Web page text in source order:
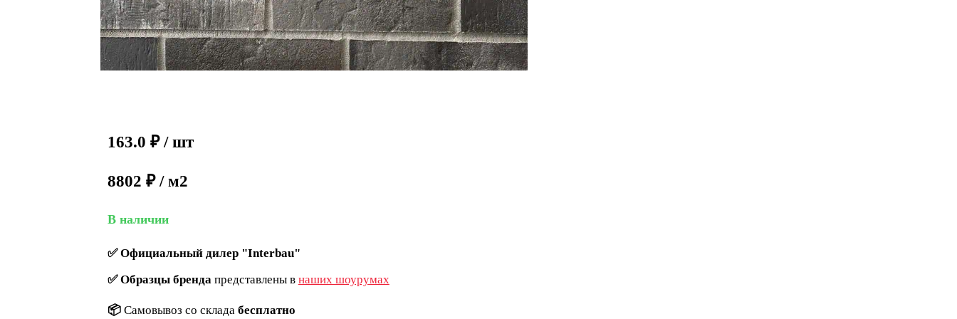
163.0 ₽ / шт
8802 ₽ / м2
В наличии
✅Официальный дилер "Interbau"
✅Образцы брендапредставлены в наших шоурумах
📦 Самовывоз со склада бесплатно